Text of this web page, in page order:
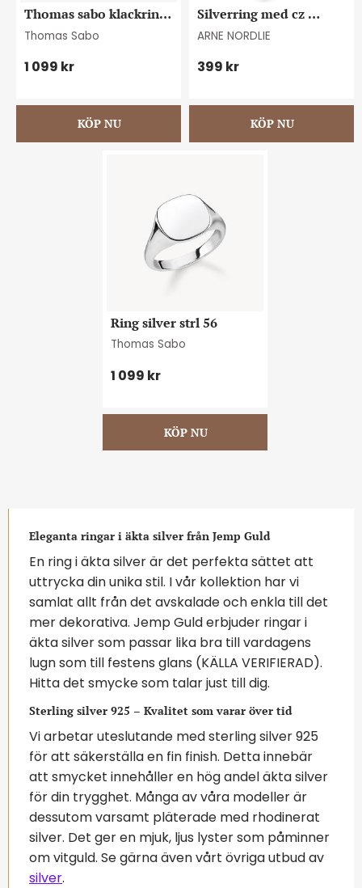
Thomas sabo klackring
strl58
Thomas Sabo
1 099 kr
Silverring med cz
storlek 56
ARNE NORDLIE
399 kr
Ring silver strl 56
Thomas Sabo
1 099 kr
Eleganta ringar i äkta silver från Jemp Guld
En ring i äkta silver är det perfekta sättet att
uttrycka din unika stil. I vår kollektion har vi
samlat allt från det avskalade och enkla till det
mer dekorativa. Jemp Guld erbjuder ringar i
äkta silver som passar lika bra till vardagens
lugn som till festens glans (KÄLLA VERIFIERAD).
Hitta det smycke som talar just till dig.
Sterling silver 925 – Kvalitet som varar över tid
Vi arbetar uteslutande med sterling silver 925
för att säkerställa en fin finish. Detta innebär
att smycket innehåller en hög andel äkta silver
för din trygghet. Många av våra modeller är
dessutom varsamt pläterade med rhodinerat
silver. Det ger en mjuk, ljus lyster som påminner
om vitguld. Se gärna även vårt övriga utbud av
silver.